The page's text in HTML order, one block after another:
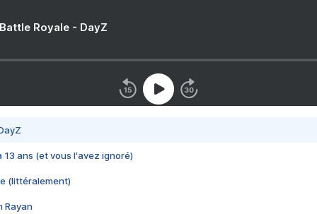
Royale - DayZ
13 ans (et vous l'avez ignoré)
(littéralement)
Rayan